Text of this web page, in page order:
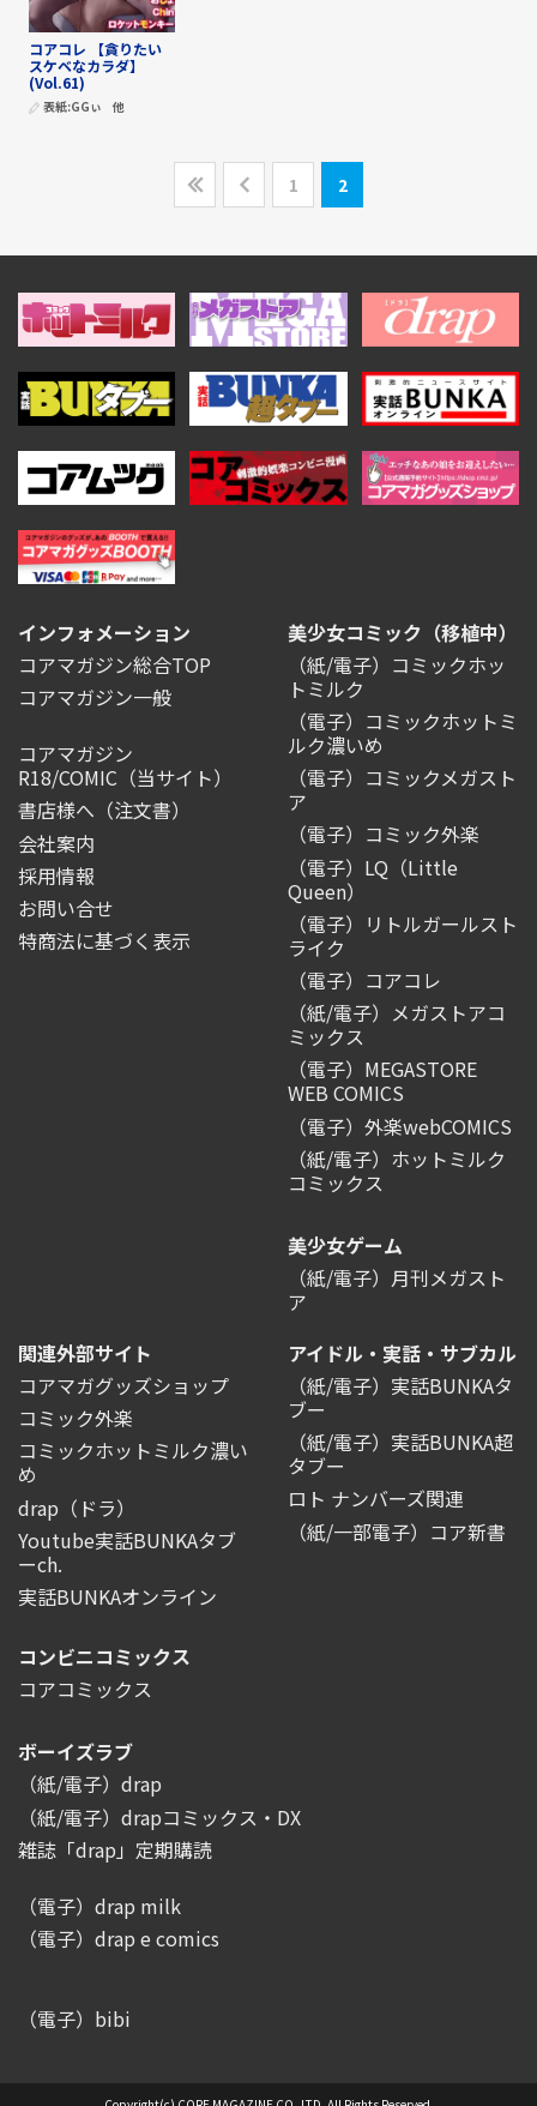
コアコレ 【貪りたい
スケベなカラダ】
(Vol.61)
表紙:GGぃ 他
1 2
インフォメーション
コアマガジン総合TOP
コアマガジン一般
コアマガジン
R18/COMIC （当サイト）
書店様へ（注文書）
会社案内
採用情報
お問い合せ
特商法に基づく表示
美少女コミック（移植中）
（紙/電子）コミックホッ
トミルク
（電子）コミックホットミ
ルク濃いめ
（電子）コミックメガスト
ア
（電子）コミック外楽
（電子）LQ（Little
Queen）
（電子）リトルガールスト
ライク
（電子）コアコレ
（紙/電子）メガストアコ
ミックス
（電子）MEGASTORE
WEB COMICS
（電子）外楽webCOMICS
（紙/電子）ホットミルク
コミックス
美少女ゲーム
（紙/電子）月刊メガスト
ア
関連外部サイト
コアマガグッズショップ
コミック外楽
コミックホットミルク濃い
め
drap（ドラ）
Youtube実話BUNKAタブ
ーch.
実話BUNKAオンライン
アイドル・実話・サブカル
（紙/電子）実話BUNKAタ
ブー
（紙/電子）実話BUNKA超
タブー
ロト ナンバーズ関連
（紙/一部電子）コア新書
コンビニコミックス
コアコミックス
ボーイズラブ
（紙/電子）drap
（紙/電子）drapコミックス・DX
雑誌「drap」定期購読
（電子）drap milk
（電子）drap e comics
（電子）bibi